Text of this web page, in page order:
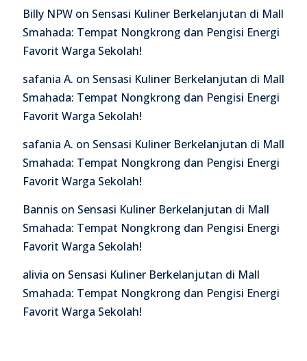
Billy NPW on Sensasi Kuliner Berkelanjutan di Mall
Smahada: Tempat Nongkrong dan Pengisi Energi
Favorit Warga Sekolah!
safania A. on Sensasi Kuliner Berkelanjutan di Mall
Smahada: Tempat Nongkrong dan Pengisi Energi
Favorit Warga Sekolah!
safania A. on Sensasi Kuliner Berkelanjutan di Mall
Smahada: Tempat Nongkrong dan Pengisi Energi
Favorit Warga Sekolah!
Bannis on Sensasi Kuliner Berkelanjutan di Mall
Smahada: Tempat Nongkrong dan Pengisi Energi
Favorit Warga Sekolah!
alivia on Sensasi Kuliner Berkelanjutan di Mall
Smahada: Tempat Nongkrong dan Pengisi Energi
Favorit Warga Sekolah!